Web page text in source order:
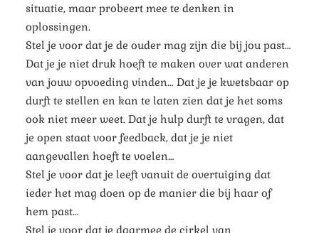
situatie, maar probeert mee te denken in
oplossingen.
Stel je voor dat je de ouder mag zijn die bij jou past…
Dat je je niet druk hoeft te maken over wat anderen
van jouw opvoeding vinden… Dat je je kwetsbaar op
durft te stellen en kan te laten zien dat je het soms
ook niet meer weet. Dat je hulp durft te vragen, dat
je open staat voor feedback, dat je je niet
aangevallen hoeft te voelen…
Stel je voor dat je leeft vanuit de overtuiging dat
ieder het mag doen op de manier die bij haar of
hem past…
Stel je voor dat je daarmee de cirkel van